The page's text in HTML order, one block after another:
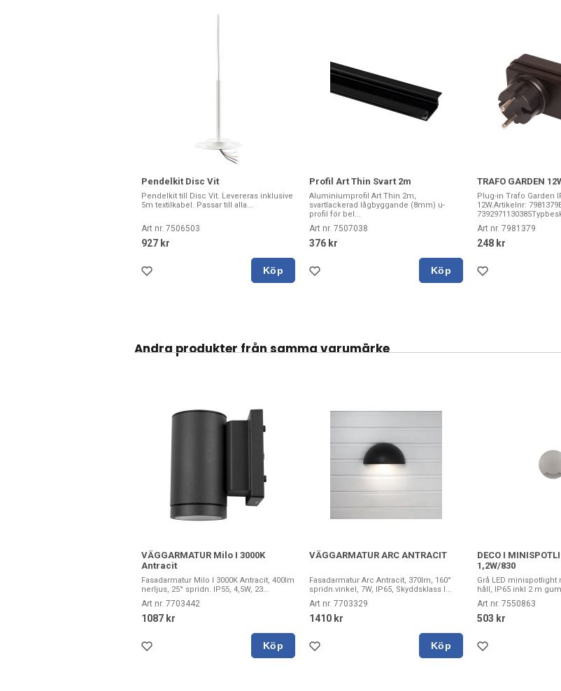
Pendelkit Disc Vit
Pendelkit till Disc Vit. Levereras inklusive
5m textilkabel. Passar till alla...
Art nr. 7506503
927 kr
Köp
Profil Art Thin Svart 2m
Aluminiumprofil Art Thin 2m,
svartlackerad lågbyggande (8mm) u-
profil för bel...
Art nr. 7507038
376 kr
Köp
TRAFO GARDEN
Plug-in Trafo Garden
12W.Artikelnr:
Art nr. 7981379
248 kr
Andra produkter från samma varumärke
VÄGGARMATUR Milo I 3000K
Antracit
Fasadarmatur Milo I 3000K Antracit, 400lm
nerljus, 25° spridn. IP55, 4,5W, 23...
Art nr. 7703442
1087 kr
Köp
VÄGGARMATUR ARC ANTRACIT
Fasadarmatur Arc Antracit, 370lm, 160°
spridn.vinkel, 7W, IP65, Skyddsklass I...
Art nr. 7703329
1410 kr
Köp
DECO I
1,2W/830
Grå LED minispotlight
håll, IP65 inkl 2 m
Art nr. 7550863
503 kr